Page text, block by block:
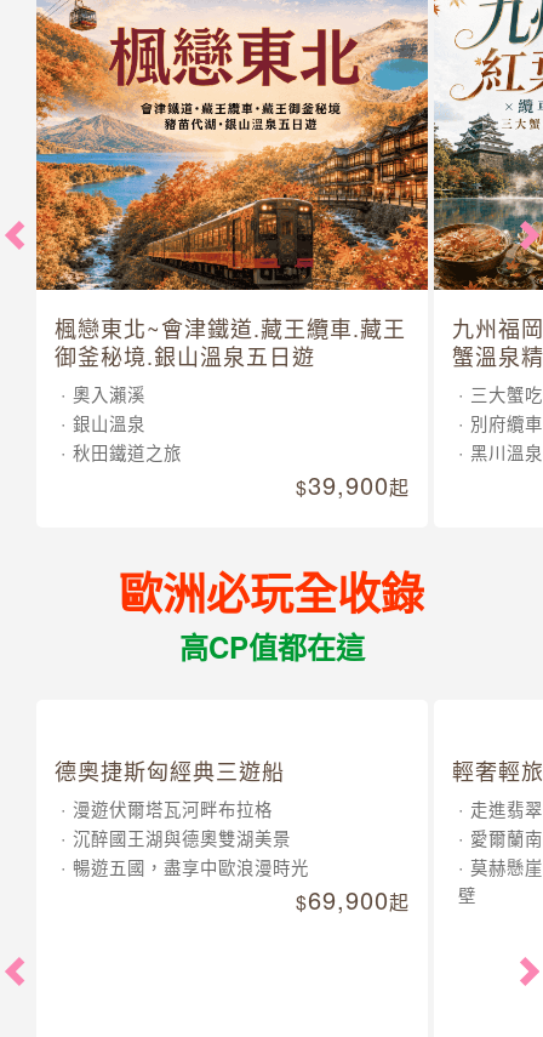
楓戀東北~會津鐵道.藏王纜車.藏王
御釜秘境.銀山溫泉五日遊
奧入瀨溪
銀山溫泉
秋田鐵道之旅
39,900起
九州福
蟹溫泉
三大蟹
別府纜車
黑川溫泉
歐洲必玩全收錄
高CP值都在這
德奧捷斯匈經典三遊船
漫遊伏爾塔瓦河畔布拉格
沉醉國王湖與德奧雙湖美景
暢遊五國，盡享中歐浪漫時光
69,900起